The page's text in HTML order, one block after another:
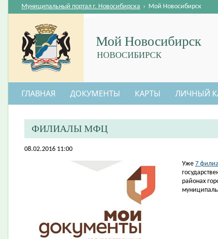
Мой Новосибирск
НОВОСИБИРСК
Муниципальный портал г. Новосибирска › Мой Новосибирск
ГЛАВНАЯ ДОКУМЕНТЫ КАРТЫ ЛИЧНЫЙ
ФИЛИАЛЫ МФЦ
08.02.2016 11:00
​Уже 7
районах